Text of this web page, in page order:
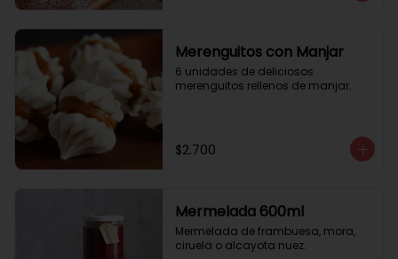
Merenguitos con Manjar
6 unidades de deliciosos
merenguitos rellenos de manjar.
$2.700
Mermelada 600ml
Mermelada de frambuesa, mora,
ciruela o alcayota nuez.